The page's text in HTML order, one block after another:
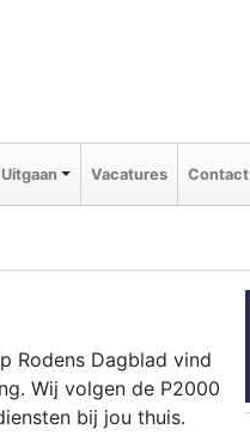
Uitgaan Vacatures Contact
Rodens Dagblad vind
Wij volgen de P2000
bij jou thuis.